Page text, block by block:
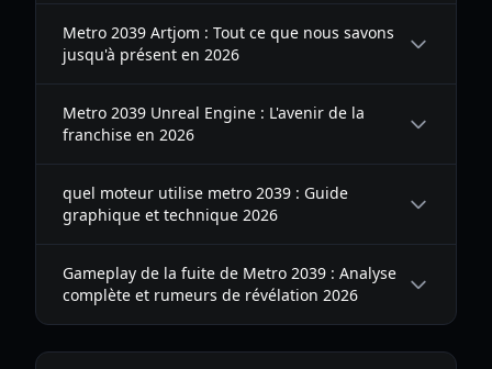
Metro 2039 Artjom : Tout ce que nous savons
jusqu'à présent en 2026
Metro 2039 Unreal Engine : L'avenir de la
franchise en 2026
quel moteur utilise metro 2039 : Guide
graphique et technique 2026
Gameplay de la fuite de Metro 2039 : Analyse
complète et rumeurs de révélation 2026